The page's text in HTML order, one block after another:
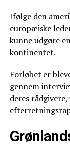
Ifølge den
europæiske
kunne udgøre
kontinentet.
Forløbet er
gennem
deres